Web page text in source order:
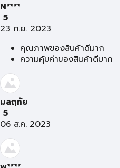
N****
5
23 ก.ย. 2023
คุณภาพของสินค้าดีมาก
ความคุ้มค่าของสินค้าดีมาก
มลฤทัย
5
06 ส.ค. 2023